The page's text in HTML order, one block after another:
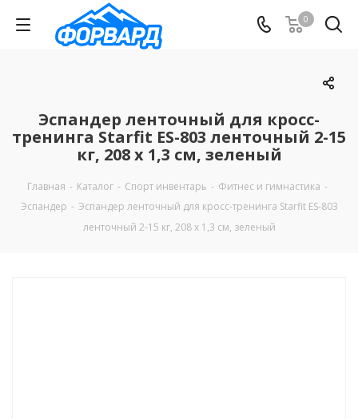
0
Эспандер ленточный для кросс-
тренинга Starfit ES-803 ленточный 2-15
кг, 208 х 1,3 см, зеленый
Главная - Каталог - Спорт инвентарь - Фитнес и гимнастика -
Эспандер - Эспандер ленточный для кросс-тренинга Starfit ES-803
ленточный 2-15 кг, 208 х 1,3 см, зеленый